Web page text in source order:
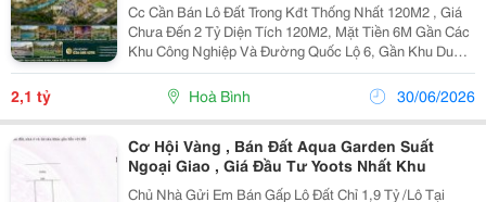
Cc Cần Bán Lô Đất Trong Kđt Thống Nhất 120M2 , Giá
Chưa Đến 2 Tỷ Diện Tích 120M2, Mặt Tiền 6M Gần Các
Khu Công Nghiệp Và Đường Quốc Lộ 6, Gần Khu Du
Lịch Và Các Trường Cđ Sư Phạm( Sắp Tới Đh Hùng
Vương) Sẵn Sổ , Hỗ Trợ Vay Bank Rất...
2,1 tỷ Hoà Bình 30/06/2026
Cơ Hội Vàng , Bán Đất Aqua Garden Suất
Ngoại Giao , Giá Đầu Tư Yoots Nhất Khu
Chủ Nhà Gửi Em Bán Gấp Lô Đất Chỉ 1,9 Tỷ /Lô Tại